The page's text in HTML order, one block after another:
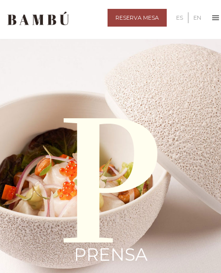
RESERVA MESA ES EN
PRENSA